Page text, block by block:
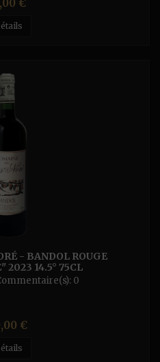
€
- BANDOL ROUGE
2023 14.5° 75CL
0
€